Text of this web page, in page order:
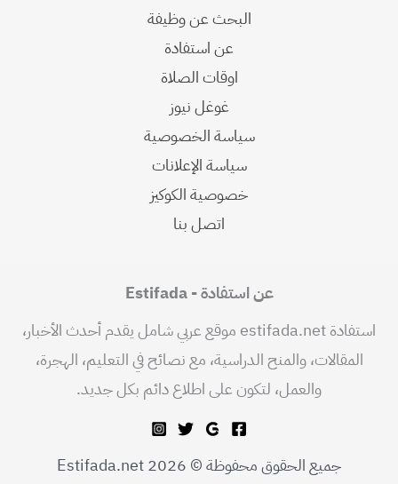
البحث عن وظيفة
عن استفادة
اوقات الصلاة
غوغل نيوز
سياسة الخصوصية
سياسة الإعلانات
خصوصية الكوكيز
اتصل بنا
عن استفادة - Estifada
استفادة estifada.net موقع عربي شامل يقدم أحدث الأخبار،
المقالات، والمنح الدراسية، مع نصائح في التعليم، الهجرة،
والعمل، لتكون على اطلاع دائم بكل جديد.
جميع الحقوق محفوظة © 2026 Estifada.net